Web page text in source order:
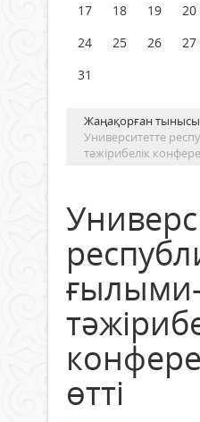
17
18 19 20
24
25 26 27
31
Жаңақорған тынысы
Университетте
тәжірибелік
ғылыми-
өтті